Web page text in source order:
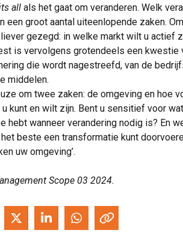
all als het gaat om veranderen. Welk
een groot aantal uiteenlopende zaken.
gezegd: in welke markt wilt u actief
is vervolgens grotendeels een kwestie
die wordt nagestreefd, van de
middelen.
om twee zaken: de omgeving en hoe
kunt en wilt zijn. Bent u sensitief voor
hebt wanneer verandering nodig is? En
beste een transformatie kunt
uw omgeving’.
Scope 03 2024.